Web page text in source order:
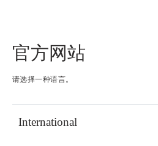
官方网站
请选择一种语言。
International